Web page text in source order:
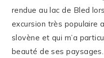
rendue au lac de Bled
excursion très populaire
slovène et qui m’a
beauté de ses